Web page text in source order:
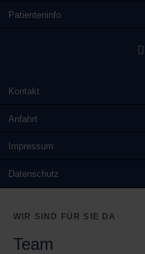
Patienteninfo
Kontakt
Anfahrt
Impressum
Datenschutz
WIR SIND FÜR SIE DA
Team